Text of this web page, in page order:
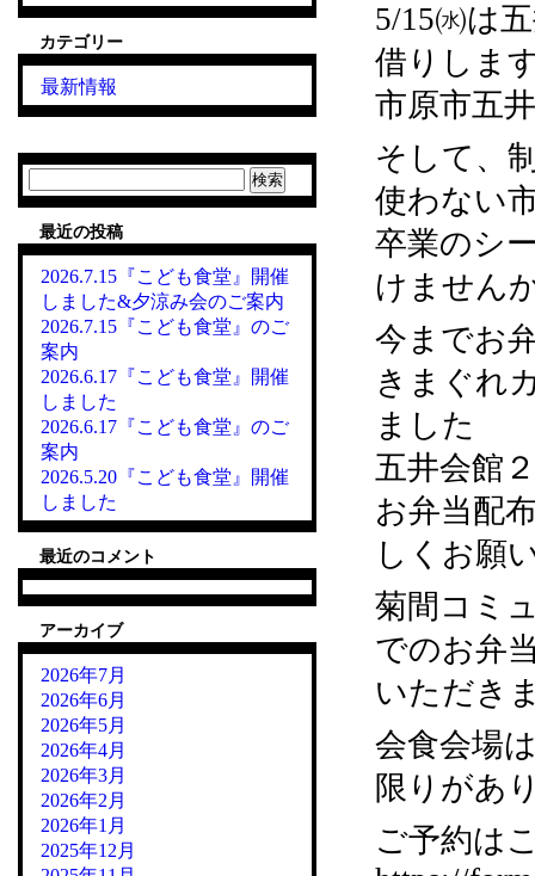
5/15㈬は
借りしま
市原市五
そして、
使わない
卒業のシ
けません
今までお
きまぐれ
ました
五井会館
お弁当配
しくお願
菊間コミ
でのお弁
いただき
会食会場
限りがあ
ご予約は
カテゴリー
最新情報
索:
最近の投稿
2026.7.15『こども食堂』開催
しました&夕涼み会のご案内
2026.7.15『こども食堂』のご
案内
2026.6.17『こども食堂』開催
しました
2026.6.17『こども食堂』のご
案内
2026.5.20『こども食堂』開催
しました
最近のコメント
アーカイブ
2026年7月
2026年6月
2026年5月
2026年4月
2026年3月
2026年2月
2026年1月
2025年12月